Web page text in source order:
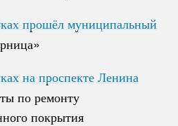
прошёл муниципальный
прошёл муниципальный
на проспекте Ленина
по ремонту
покрытия
на проспекте Ленина
по ремонту
покрытия